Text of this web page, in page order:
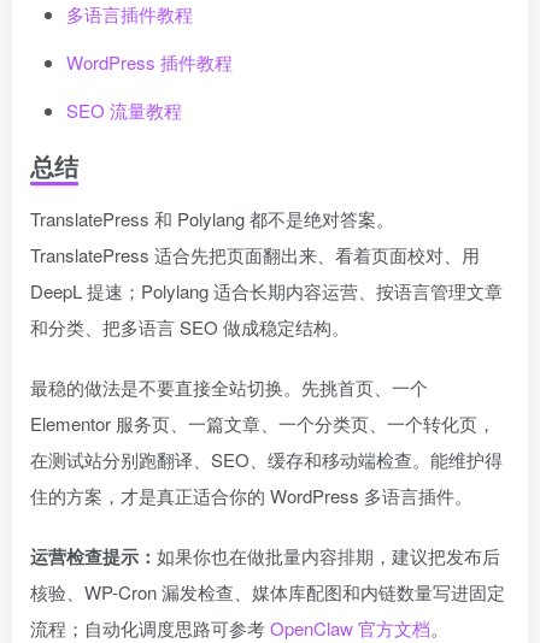
多语言插件教程
WordPress 插件教程
SEO 流量教程
总结
TranslatePress 和 Polylang 都不是绝对答案。
TranslatePress 适合先把页面翻出来、看着页面校对、用
DeepL 提速；Polylang 适合长期内容运营、按语言管理文章
和分类、把多语言 SEO 做成稳定结构。
最稳的做法是不要直接全站切换。先挑首页、一个
Elementor 服务页、一篇文章、一个分类页、一个转化页，
在测试站分别跑翻译、SEO、缓存和移动端检查。能维护得
住的方案，才是真正适合你的 WordPress 多语言插件。
运营检查提示： 如果你也在做批量内容排期，建议把发布后
核验、WP-Cron 漏发检查、媒体库配图和内链数量写进固定
流程；自动化调度思路可参考OpenClaw 官方文档。